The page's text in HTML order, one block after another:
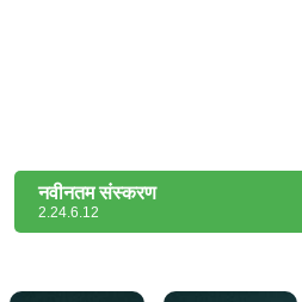
नवीनतम संस्करण
2.24.6.12